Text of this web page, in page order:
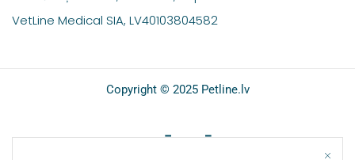
VetLine Medical SIA, LV40103804582
Copyright © 2025 Petline.lv
SOCIĀLIE TĪKLI